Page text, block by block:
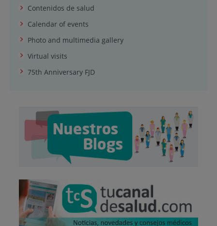
Contenidos de salud
Calendar of events
Photo and multimedia gallery
Virtual visits
75th Anniversary FJD